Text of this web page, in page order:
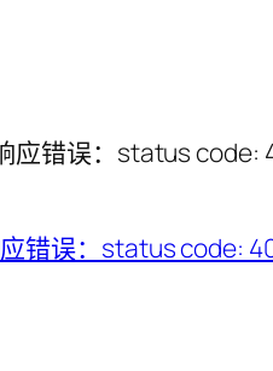
错误：status code: